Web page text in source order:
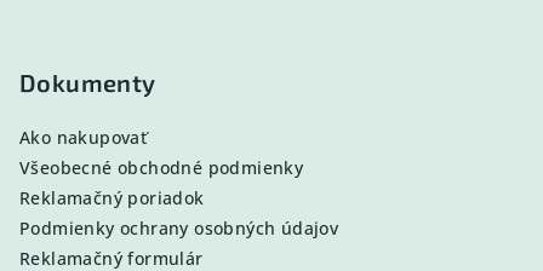
Dokumenty
Ako nakupovať
Všeobecné obchodné podmienky
Reklamačný poriadok
Podmienky ochrany osobných údajov
Reklamačný formulár